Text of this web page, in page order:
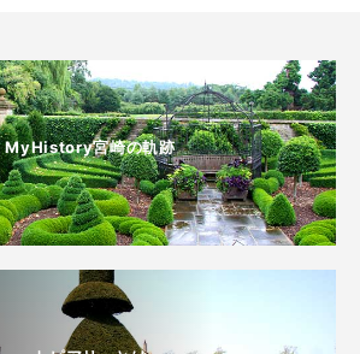
MyHistory宮崎の軌跡